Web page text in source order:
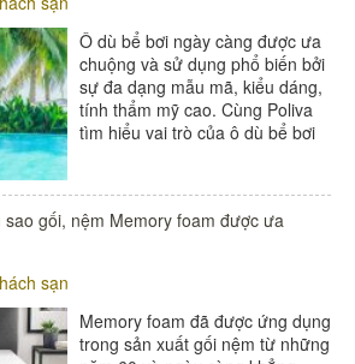
Ô dù bể bơi ngày càng được ưa
chuộng và sử dụng phổ biến bởi
sự đa dạng mẫu mã, kiểu dáng,
tính thẩm mỹ cao. Cùng Poliva
tìm hiểu vai trò của ô dù bể bơi
#bàn ghế ngoài trời
#ghế bể bơi
gối, nệm Memory foam được ưa
sạn
Memory foam đã được ứng dụng
trong sản xuất gối nệm từ những